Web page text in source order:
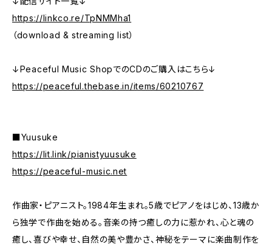
https://linkco.re/TpNMMha1
（download & streaming list）
↓Peaceful Music ShopでのCDのご購入はこちら↓
https://peaceful.thebase.in/items/60210767
■Yuusuke
https://lit.link/pianistyuusuke
https://peaceful-music.net
作曲家・ピアニスト。1984年生まれ。5歳でピアノをはじめ、13歳か
ら独学で作曲を始める。音楽の持つ癒しの力に惹かれ、心と魂の
癒し、喜びや幸せ、自然の美や豊かさ、神秘をテーマに楽曲制作を